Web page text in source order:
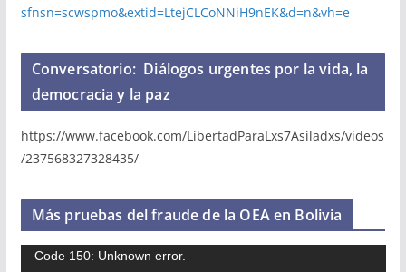
sfnsn=scwspmo&extid=LtejCLCoNNiH9nEK&d=n&vh=e
Conversatorio: ​ Diálogos urgentes por la vida, la
democracia y la paz
https://www.facebook.com/LibertadParaLxs7Asiladxs/videos
/237568327328435/
Más pruebas del fraude de la OEA en Bolivia
Code 150: Unknown error.